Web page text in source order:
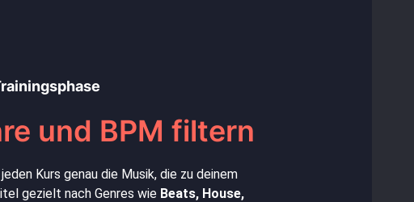
und BPM filtern
Kurs genau die Musik, die zu deinem
gezielt nach Genres wie Beats, House,